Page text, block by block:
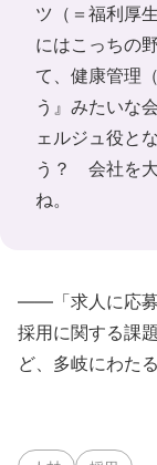
ツ（＝福利厚
にはこっちの
て、健康管理
う』みたいな
ェルジュ役と
う？ 会社を
ね。
――「求人に応募
採用に関する課
ど、多岐にわた